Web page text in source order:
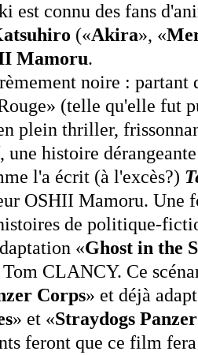
est connu des fans
(«Akira», «
Mamoru.
noire : partant
(telle qu'elle fut
plein thriller,
, une histoire
l'a écrit (à l'excès?)
OSHII Mamoru. Une
de politique-
«Ghost in the
CLANCY. Ce
Corps» et déjà
» et «Straydogs
feront que ce film